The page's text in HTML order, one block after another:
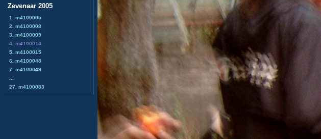
Zevenaar 2005
1. m4100005
2. m4100008
3. m4100009
4. m4100014
5. m4100015
6. m4100048
7. m4100049
27. m4100083